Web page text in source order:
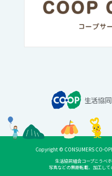
Copyright © CONSUMERS CO-
生活協同組合コープこうべ
写真などの無断転載、加工して